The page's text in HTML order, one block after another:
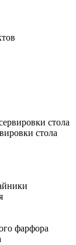
стола
стола
фарфора